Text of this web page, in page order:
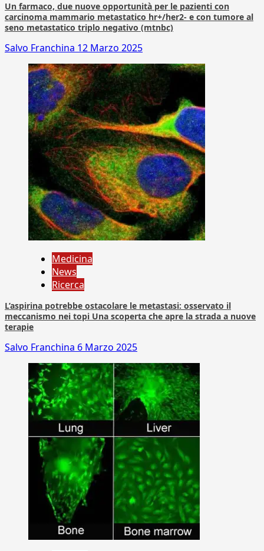
Un farmaco, due nuove opportunità per le pazienti con
carcinoma mammario metastatico hr+/her2- e con tumore al
seno metastatico triplo negativo (mtnbc)
Salvo Franchina 12 Marzo 2025
Medicina
News
Ricerca
L’aspirina potrebbe ostacolare le metastasi: osservato il
meccanismo nei topi Una scoperta che apre la strada a nuove
terapie
Salvo Franchina 6 Marzo 2025